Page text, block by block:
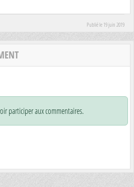
Publié le 19 juin 2019
participer aux commentaires.